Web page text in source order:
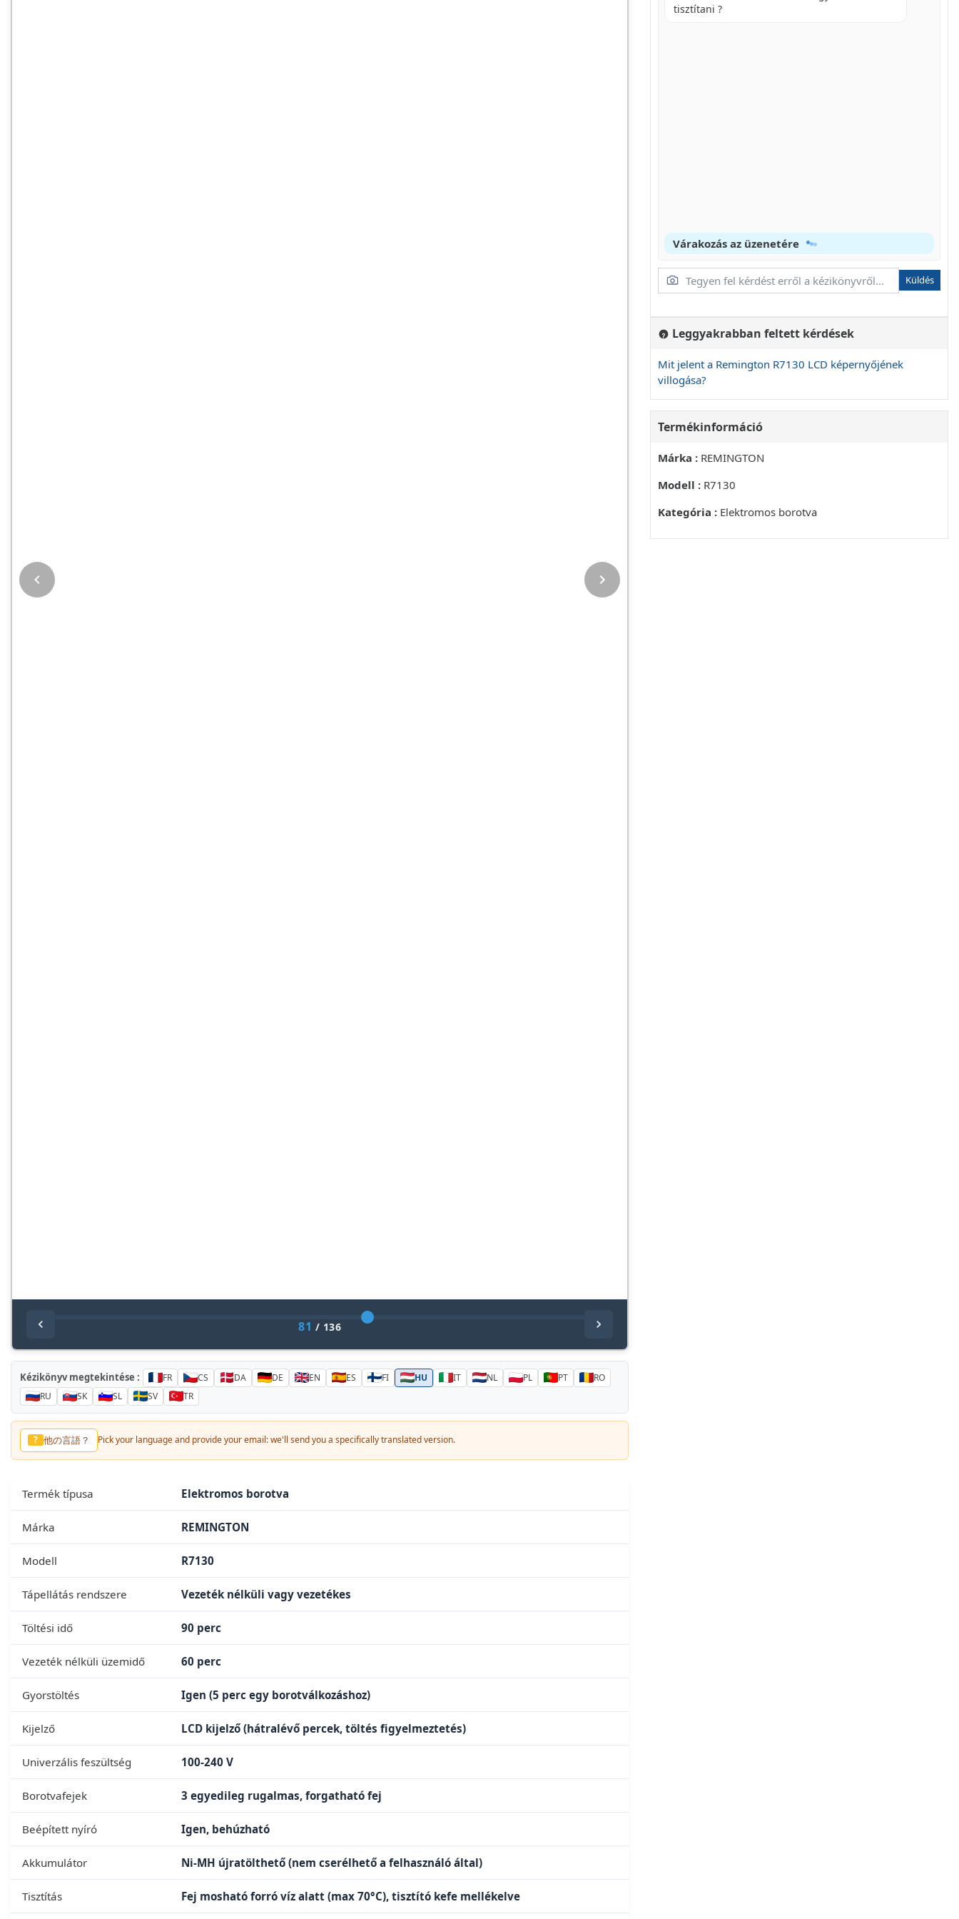
81 / 136
Kézikönyv megtekintése : FR CS DA DE EN ES FI HU IT NL PL PT
RO
RU
SK SL SV TR
? 他の言語？ Pick your language and provide your email: we'll send you a specifically translated version.
Termék típusa Elektromos borotva
Márka REMINGTON
Modell R7130
Tápellátás rendszere Vezeték nélküli vagy vezetékes
Töltési idő 90 perc
Vezeték nélküli üzemidő 60 perc
Gyorstöltés Igen (5 perc egy borotválkozáshoz)
Kijelző LCD kijelző (hátralévő percek, töltés figyelmeztetés)
Univerzális feszültség 100-240 V
Borotvafejek 3 egyedileg rugalmas, forgatható fej
Beépített nyíró Igen, behúzható
Akkumulátor Ni-MH újratölthető (nem cserélhető a felhasználó által)
Tisztítás Fej mosható forró víz alatt (max 70°C), tisztító kefe mellékelve
PYCCKH
BHHMAHNE
ONHCAHNE
tisztítani ?
Várakozás az üzenetére
Küldés
Leggyakrabban feltett kérdések
Mit jelent a Remington R7130 LCD képernyőjének
villogása?
Termékinformáció
Márka : REMINGTON
Modell : R7130
Kategória : Elektromos borotva